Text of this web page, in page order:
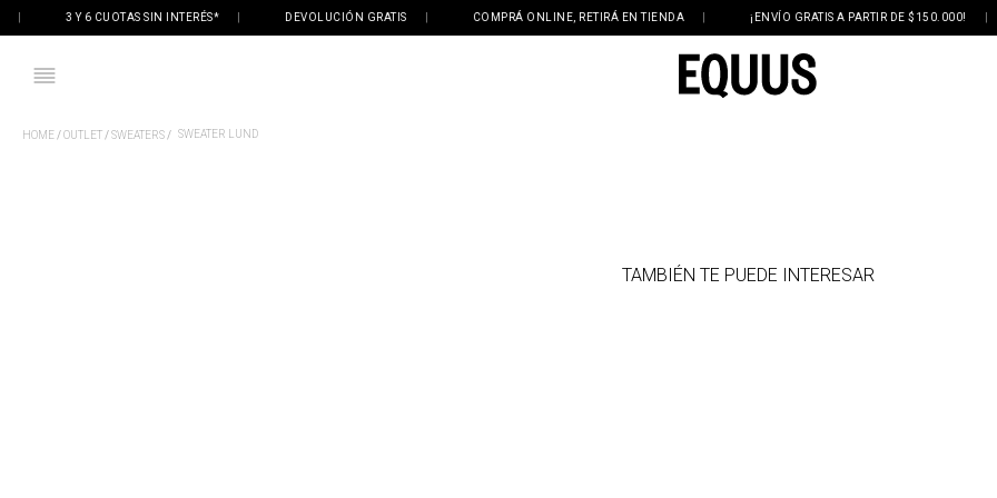
3 Y 6 CUOTAS SIN INTERÉS* | DEVOLUCIÓN GRATIS | COMPRÁ ONLINE, RETIRÁ EN TIENDA | ¡ENVÍO GRATIS A PARTIR DE $150.000! |
OUTLET SWEATERS SWEATER LUND
TAMBIÉN TE PUEDE INTERESAR